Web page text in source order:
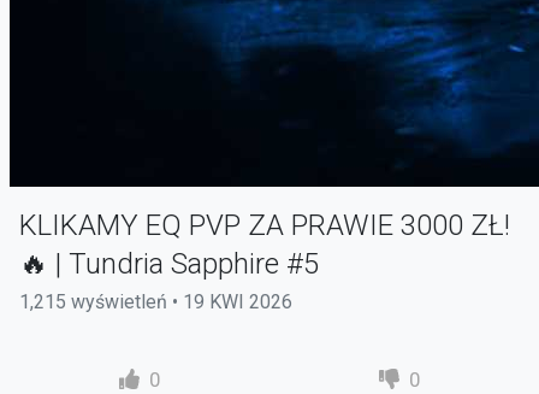
KLIKAMY EQ PVP ZA PRAWIE 3000 ZŁ!
🔥 | Tundria Sapphire #5
1,215 wyświetleń • 19 KWI 2026
0 0